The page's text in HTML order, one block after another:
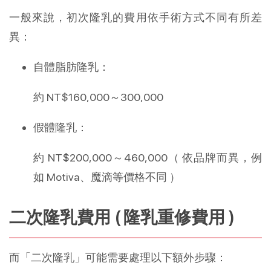
一般來說，初次隆乳的費用依手術方式不同有所差
異：
自體脂肪隆乳：
約 NT$160,000～300,000
假體隆乳：
約 NT$200,000～460,000（ 依品牌而異，例
如 Motiva、魔滴等價格不同 ）
二次隆乳費用 ( 隆乳重修費用 )
而「二次隆乳」可能需要處理以下額外步驟：